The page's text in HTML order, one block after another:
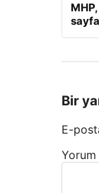
Bir
E-
Yorum